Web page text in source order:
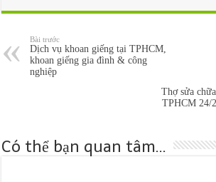
Bài trước
Dịch vụ khoan giếng tại TPHCM,
khoan giếng gia đình & công
nghiệp
Thợ sửa
TPHCM 24/
Có thể bạn quan tâm...